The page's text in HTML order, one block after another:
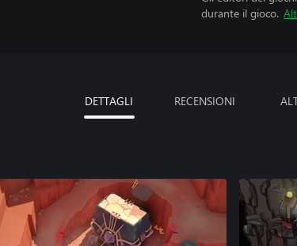
durante il gioco.
DETTAGLI RECENSIONI